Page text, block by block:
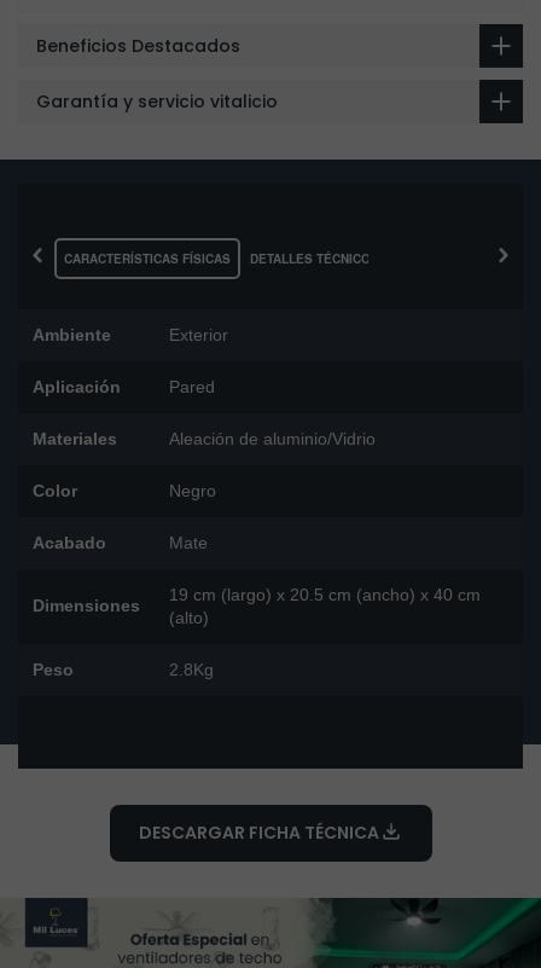
Beneficios Destacados
Garantía y servicio vitalicio
‹ CARACTERÍSTICAS FÍSICAS DETALLES TÉCNICOS ›
Ambiente Exterior
Aplicación Pared
Materiales Aleación de aluminio/Vidrio
Color Negro
Acabado Mate
Dimensiones
19 cm (largo) x 20.5 cm (ancho) x 40 cm
(alto)
Peso 2.8Kg
DESCARGAR FICHA TÉCNICA